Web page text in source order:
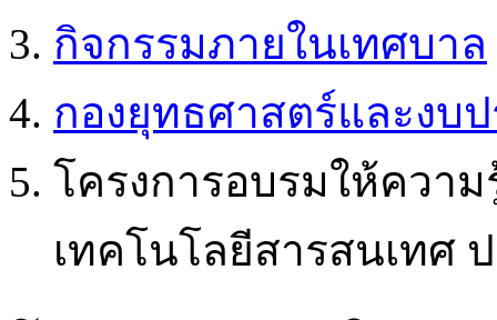
กิจกรรมภายในเทศบาล
กองยุทธศาสตร์และงบ
โครงการอบรมให้ควา
เทคโนโลยีสารสนเทศ